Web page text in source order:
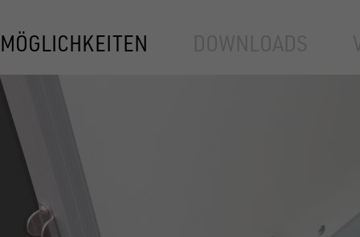
MÖGLICHKEITEN